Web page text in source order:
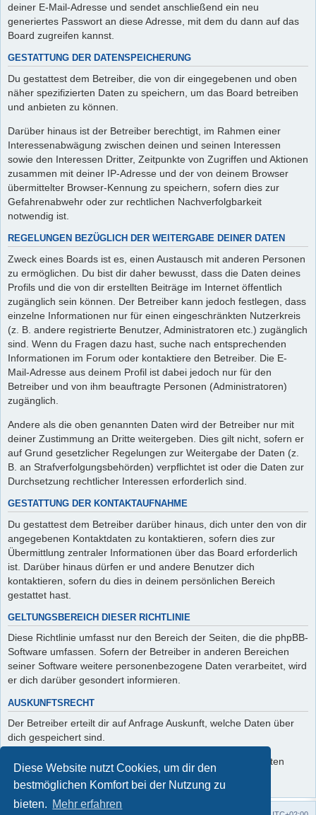
Diese Website nutzt Cookies, um dir den
bestmöglichen Komfort bei der Nutzung zu
bieten. Mehr erfahren
deiner E-Mail-Adresse und sendet anschließend ein neu
generiertes Passwort an diese Adresse, mit dem du dann auf das
Board zugreifen kannst.
GESTATTUNG DER DATENSPEICHERUNG
Du gestattest dem Betreiber, die von dir eingegebenen und oben
näher spezifizierten Daten zu speichern, um das Board betreiben
und anbieten zu können.
Darüber hinaus ist der Betreiber berechtigt, im Rahmen einer
Interessenabwägung zwischen deinen und seinen Interessen
sowie den Interessen Dritter, Zeitpunkte von Zugriffen und Aktionen
zusammen mit deiner IP-Adresse und der von deinem Browser
übermittelter Browser-Kennung zu speichern, sofern dies zur
Gefahrenabwehr oder zur rechtlichen Nachverfolgbarkeit
notwendig ist.
REGELUNGEN BEZÜGLICH DER WEITERGABE DEINER DATEN
Zweck eines Boards ist es, einen Austausch mit anderen Personen
zu ermöglichen. Du bist dir daher bewusst, dass die Daten deines
Profils und die von dir erstellten Beiträge im Internet öffentlich
zugänglich sein können. Der Betreiber kann jedoch festlegen, dass
einzelne Informationen nur für einen eingeschränkten Nutzerkreis
(z. B. andere registrierte Benutzer, Administratoren etc.) zugänglich
sind. Wenn du Fragen dazu hast, suche nach entsprechenden
Informationen im Forum oder kontaktiere den Betreiber. Die E-
Mail-Adresse aus deinem Profil ist dabei jedoch nur für den
Betreiber und von ihm beauftragte Personen (Administratoren)
zugänglich.
Andere als die oben genannten Daten wird der Betreiber nur mit
deiner Zustimmung an Dritte weitergeben. Dies gilt nicht, sofern er
auf Grund gesetzlicher Regelungen zur Weitergabe der Daten (z.
B. an Strafverfolgungsbehörden) verpflichtet ist oder die Daten zur
Durchsetzung rechtlicher Interessen erforderlich sind.
GESTATTUNG DER KONTAKTAUFNAHME
Du gestattest dem Betreiber darüber hinaus, dich unter den von dir
angegebenen Kontaktdaten zu kontaktieren, sofern dies zur
Übermittlung zentraler Informationen über das Board erforderlich
ist. Darüber hinaus dürfen er und andere Benutzer dich
kontaktieren, sofern du dies in deinem persönlichen Bereich
gestattet hast.
GELTUNGSBEREICH DIESER RICHTLINIE
Diese Richtlinie umfasst nur den Bereich der Seiten, die die phpBB-
Software umfassen. Sofern der Betreiber in anderen Bereichen
seiner Software weitere personenbezogene Daten verarbeitet, wird
er dich darüber gesondert informieren.
AUSKUNFTSRECHT
Der Betreiber erteilt dir auf Anfrage Auskunft, welche Daten über
dich gespeichert sind.
Du kannst jederzeit die Löschung bzw. Sperrung deiner Daten
verlangen. Kontaktiere hierzu bitte den Betreiber.